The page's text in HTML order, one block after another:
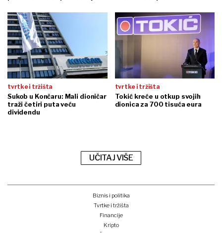
tvrtke i tržišta
Sukob u Končaru: Mali dioničar
traži četiri puta veću
dividendu
tvrtke i tržišta
Tokić kreće u otkup svojih
dionica za 700 tisuća eura
UČITAJ VIŠE
Biznis i politika
Tvrtke i tržišta
Financije
Kripto